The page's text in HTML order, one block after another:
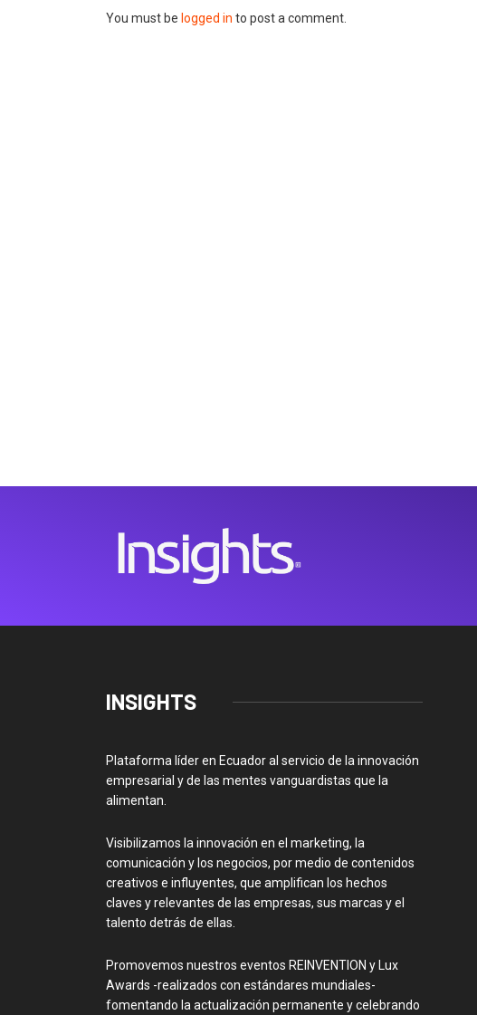
You must be logged in to post a comment.
INSIGHTS
Plataforma líder en Ecuador al servicio de la innovación
empresarial y de las mentes vanguardistas que la
alimentan.
Visibilizamos la innovación en el marketing, la
comunicación y los negocios, por medio de contenidos
creativos e influyentes, que amplifican los hechos
claves y relevantes de las empresas, sus marcas y el
talento detrás de ellas.
Promovemos nuestros eventos REINVENTION y Lux
Awards -realizados con estándares mundiales-
fomentando la actualización permanente y celebrando